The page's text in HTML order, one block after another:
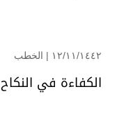
۱۲/۱۱/۱٤٤۲ | الخطب
الكفاءة في النكاح